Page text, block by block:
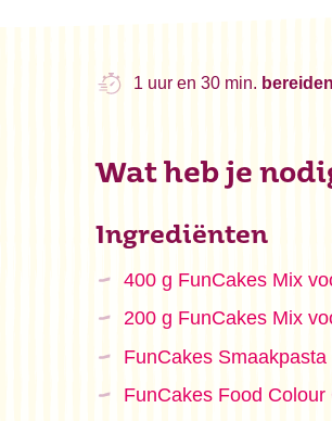
1 uur en 30 min. bereiden
Wat heb je
Ingrediënten
400 g FunCakes Mix
200 g FunCakes Mix
FunCakes
FunCakes Food Colour